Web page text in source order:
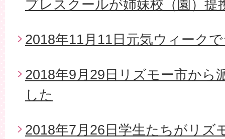
プレスクールが姉妹校（園）提
2018年11月11日元気ウィーク
2018年9月29日リズモー市から
した
2018年7月26日学生たちがリズ